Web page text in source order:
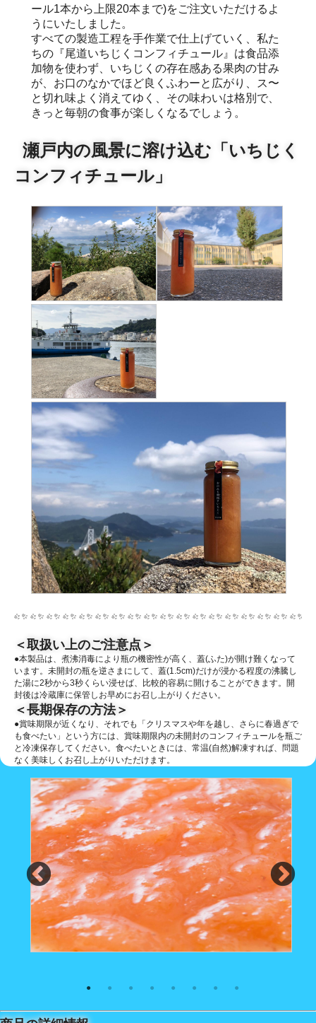
ール1本から上限20本まで)をご注文いただけるよ
うにいたしました。
すべての製造工程を手作業で仕上げていく、私た
ちの『尾道いちじくコンフィチュール』は食品添
加物を使わず、いちじくの存在感ある果肉の甘み
が、お口のなかでほど良くふわーと広がり、ス〜
と切れ味よく消えてゆく、その味わいは格別で、
きっと毎朝の食事が楽しくなるでしょう。
瀬戸内の風景に溶け込む「いちじく
コンフィチュール」
＜取扱い上のご注意点＞
●本製品は、煮沸消毒により瓶の機密性が高く、蓋(ふた)が開け難くなって
います。未開封の瓶を逆さまにして、蓋(1.5cm)だけが浸かる程度の沸騰し
た湯に2秒から3秒くらい浸せば、比較的容易に開けることができます。開
封後は冷蔵庫に保管しお早めにお召し上がりください。
＜長期保存の方法＞
●賞味期限が近くなり、それでも「クリスマスや年を越し、さらに春過ぎで
も食べたい」という方には、賞味期限内の未開封のコンフィチュールを瓶ご
と冷凍保存してください。食べたいときには、常温(自然)解凍すれば、問題
なく美味しくお召し上がりいただけます。